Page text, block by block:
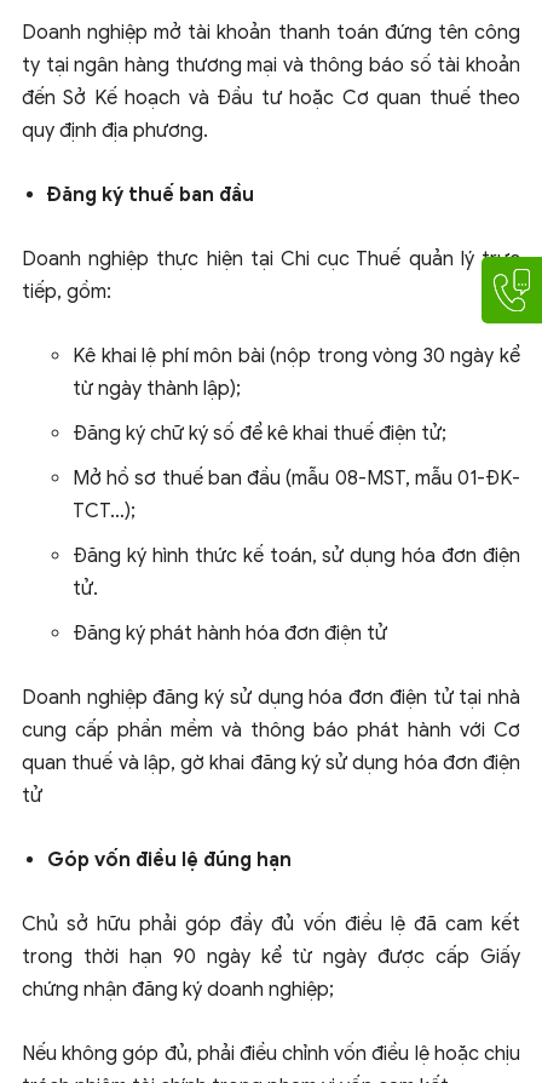
Doanh nghiệp mở tài khoản thanh toán đứng tên công
ty tại ngân hàng thương mại và thông báo số tài khoản
đến Sở Kế hoạch và Đầu tư hoặc Cơ quan thuế theo
quy định địa phương.
Đăng ký thuế ban đầu
Doanh nghiệp thực hiện tại Chi cục Thuế quản lý trực
tiếp, gồm:
Kê khai lệ phí môn bài (nộp trong vòng 30 ngày kể
từ ngày thành lập);
Đăng ký chữ ký số để kê khai thuế điện tử;
Mở hồ sơ thuế ban đầu (mẫu 08-MST, mẫu 01-ĐK-
TCT…);
Đăng ký hình thức kế toán, sử dụng hóa đơn điện
tử.
Đăng ký phát hành hóa đơn điện tử
Doanh nghiệp đăng ký sử dụng hóa đơn điện tử tại nhà
cung cấp phần mềm và thông báo phát hành với Cơ
quan thuế và lập, gờ khai đăng ký sử dụng hóa đơn điện
tử
Góp vốn điều lệ đúng hạn
Chủ sở hữu phải góp đầy đủ vốn điều lệ đã cam kết
trong thời hạn 90 ngày kể từ ngày được cấp Giấy
chứng nhận đăng ký doanh nghiệp;
Nếu không góp đủ, phải điều chỉnh vốn điều lệ hoặc chịu